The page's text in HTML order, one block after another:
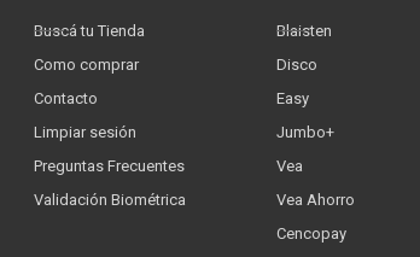
Buscá tu Tienda
Como comprar
Contacto
Limpiar sesión
Preguntas Frecuentes
Validación Biométrica
Blaisten
Disco
Easy
Jumbo+
Vea
Vea Ahorro
Cencopay